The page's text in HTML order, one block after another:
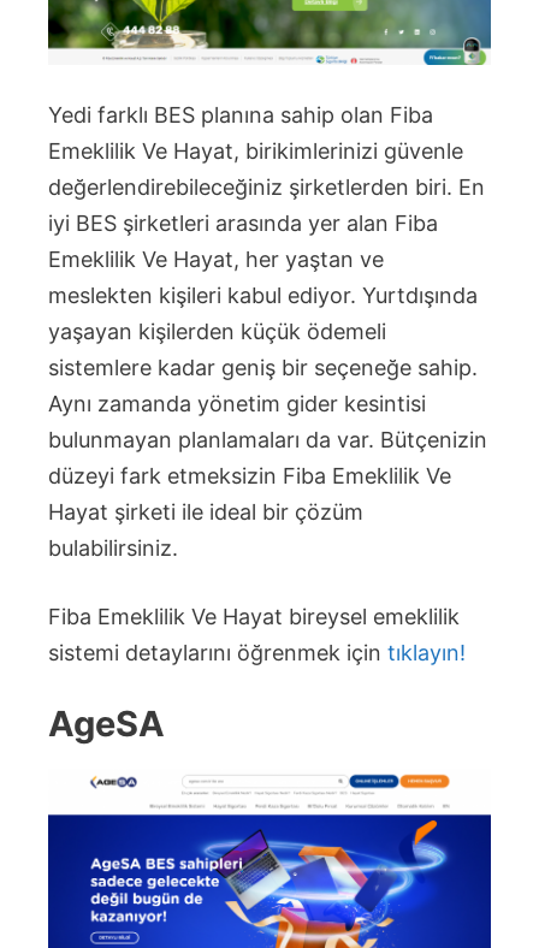
Yedi farklı BES planına sahip olan Fiba
Emeklilik Ve Hayat, birikimlerinizi güvenle
değerlendirebileceğiniz şirketlerden biri. En
iyi BES şirketleri arasında yer alan Fiba
Emeklilik Ve Hayat, her yaştan ve
meslekten kişileri kabul ediyor. Yurtdışında
yaşayan kişilerden küçük ödemeli
sistemlere kadar geniş bir seçeneğe sahip.
Aynı zamanda yönetim gider kesintisi
bulunmayan planlamaları da var. Bütçenizin
düzeyi fark etmeksizin Fiba Emeklilik Ve
Hayat şirketi ile ideal bir çözüm
bulabilirsiniz.
Fiba Emeklilik Ve Hayat bireysel emeklilik
sistemi detaylarını öğrenmek için tıklayın!
AgeSA